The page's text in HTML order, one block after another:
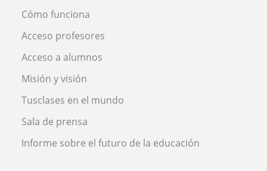
Cómo funciona
Acceso profesores
Acceso a alumnos
Misión y visión
Tusclases en el mundo
Sala de prensa
Informe sobre el futuro de la educación